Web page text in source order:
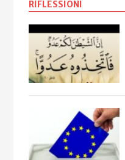
RIFLESSIONI